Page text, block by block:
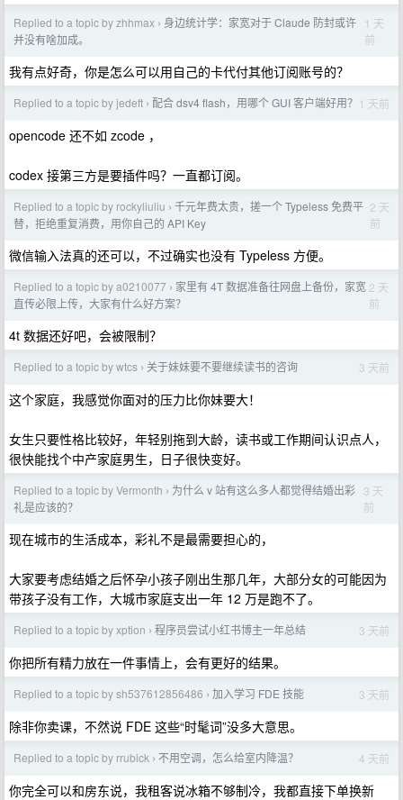
Replied to a topic by zhhmax › 身边统计学：家宽对于 Claude 防封或许
并没有啥加成。
1 天
前
我有点好奇，你是怎么可以用自己的卡代付其他订阅账号的？
Replied to a topic by jedeft › 配合 dsv4 flash，用哪个 GUI 客户端好用？ 1 天前
opencode 还不如 zcode ，
codex 接第三方是要插件吗？一直都订阅。
Replied to a topic by rockyliuliu › 千元年费太贵，搓一个 Typeless 免费平
替，拒绝重复消费，用你自己的 API Key
2 天
前
微信输入法真的还可以，不过确实也没有 Typeless 方便。
Replied to a topic by a0210077 › 家里有 4T 数据准备往网盘上备份，家宽
直传必限上传，大家有什么好方案？
2 天
前
4t 数据还好吧，会被限制？
Replied to a topic by wtcs › 关于妹妹要不要继续读书的咨询 3 天前
这个家庭，我感觉你面对的压力比你妹要大！
女生只要性格比较好，年轻别拖到大龄，读书或工作期间认识点人，
很快能找个中产家庭男生，日子很快变好。
Replied to a topic by Vermonth › 为什么 v 站有这么多人都觉得结婚出彩
礼是应该的？
3 天
前
现在城市的生活成本，彩礼不是最需要担心的，
大家要考虑结婚之后怀孕小孩子刚出生那几年，大部分女的可能因为
带孩子没有工作，大城市家庭支出一年 12 万是跑不了。
Replied to a topic by xption › 程序员尝试小红书博主一年总结 3 天前
你把所有精力放在一件事情上，会有更好的结果。
Replied to a topic by sh537612856486 › 加入学习 FDE 技能 3 天前
除非你卖课，不然说 FDE 这些“时髦词”没多大意思。
Replied to a topic by rrubick › 不用空调，怎么给室内降温？ 4 天前
你完全可以和房东说，我租客说冰箱不够制冷，我都直接下单换新